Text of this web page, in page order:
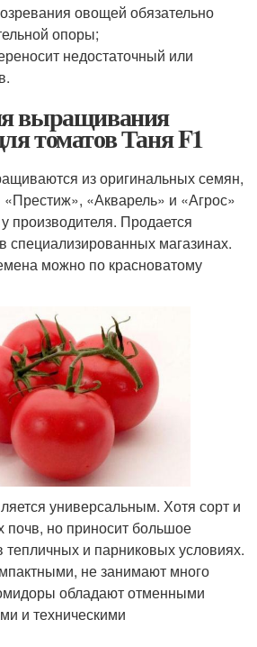
овощей обязательно
опоры;
недостаточный или
выращивания
томатов Таня F1
из оригинальных семян,
«Акварель» и «Агрос»
производителя. Продается
специализированных магазинах.
можно по красноватому
универсальным. Хотя сорт и
почв, но приносит большое
тепличных и парниковых условиях.
не занимают много
обладают отменными
и техническими